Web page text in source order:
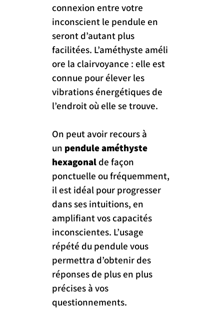
connexion entre votre
inconscient le pendule en
seront d’autant plus
facilitées. L’améthyste améli
ore la clairvoyance : elle est
connue pour élever les
vibrations énergétiques de
l’endroit où elle se trouve.
On peut avoir recours à
un pendule améthyste
hexagonal de façon
ponctuelle ou fréquemment,
il est idéal pour progresser
dans ses intuitions, en
amplifiant vos capacités
inconscientes. L’usage
répété du pendule vous
permettra d’obtenir des
réponses de plus en plus
précises à vos
questionnements.